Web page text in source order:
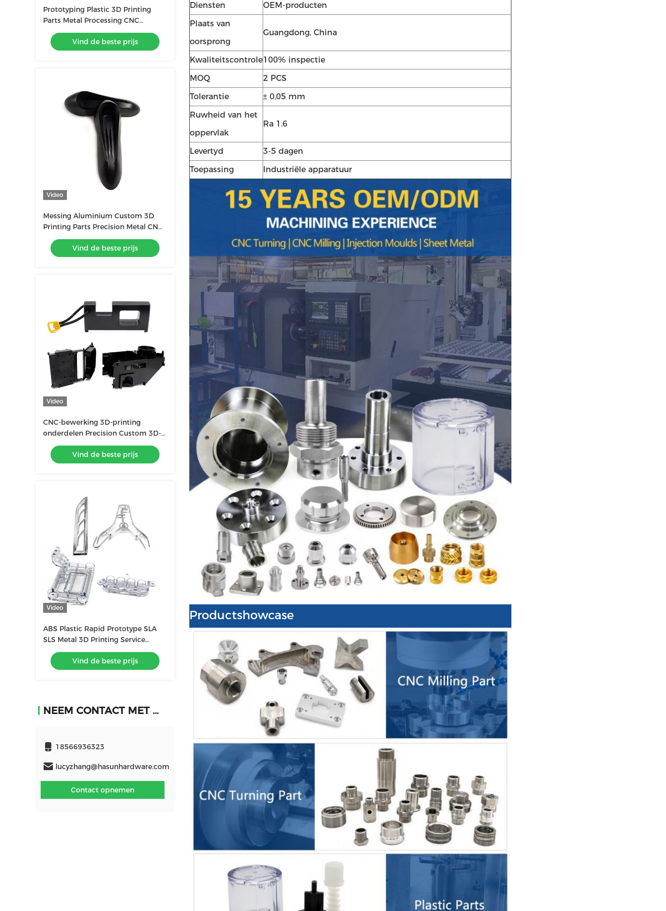
Laat een bericht achter
We bellen je snel terug!
VERZENDEN
Prototyping Plastic 3D Printing
Parts Metal Processing CNC
Machining Parts
Vind de beste prijs
Video
Messing Aluminium Custom 3D
Printing Parts Precision Metal CNC
Lathe Machining Turning Service
Vind de beste prijs
Video
CNC-bewerking 3D-printing
onderdelen Precision Custom 3D-
printing service
Vind de beste prijs
Video
ABS Plastic Rapid Prototype SLA
SLS Metal 3D Printing Service
Grootte Op maat
Vind de beste prijs
NEEM CONTACT MET ONS OP
18566936323
lucyzhang@hasunhardware.com
Contact opnemen
Diensten
OEM-producten
Plaats van
oorsprong
Guangdong, China
Kwaliteitscontrole100% inspectie
MOQ
2 PCS
Tolerantie
± 0,05 mm
Ruwheid van het
oppervlak
Ra 1.6
Levertyd
3-5 dagen
Toepassing
Industriële apparatuur
Productshowcase